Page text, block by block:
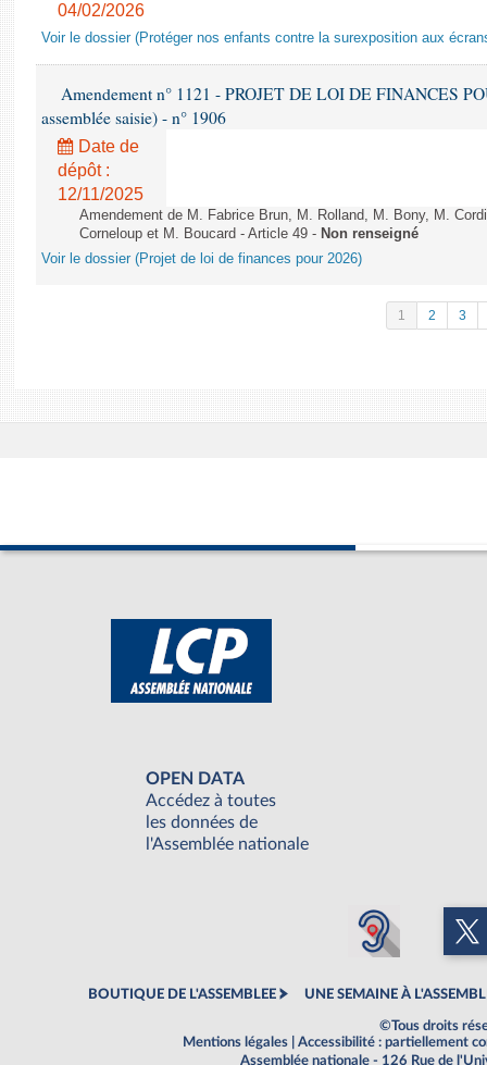
04/02/2026
Voir le dossier (Protéger nos enfants contre la surexposition aux
Amendement n° 1121 - PROJET DE LOI DE FINANCES
assemblée saisie) - n° 1906
Date de
dépôt :
12/11/2025
Amendement de M. Fabrice Brun, M. Rolland, M. Bony, M.
Corneloup et M. Boucard - Article 49 - Non renseigné
Voir le dossier (Projet de loi de finances pour 2026)
1 2 3
OPEN DATA
Accédez à toutes
les données de
l'Assemblée nationale
BOUTIQUE DE L'ASSEMBLEE UNE SEMAINE À
©Tous droits
Mentions légales
Accessibilité : partiellement
Assemblée nationale - 126 Rue de